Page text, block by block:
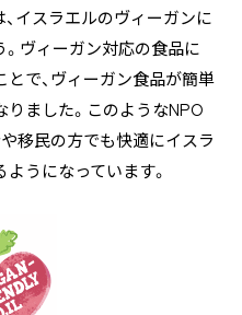
イスラエルのヴィーガンに
ヴィーガン対応の食品に
で、ヴィーガン食品が簡単
ました。このようなNPO
移民の方でも快適にイスラ
うになっています。